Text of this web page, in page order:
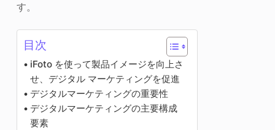
す。
目次
iFoto を使って製品イメージを向上さ
せ、デジタル マーケティングを促進
デジタルマーケティングの重要性
デジタルマーケティングの主要構成
要素